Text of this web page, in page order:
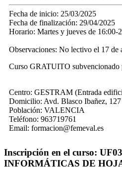
Fecha de inicio: 25/03/2025
Fecha de finalización: 29/04/2025
Horario: Martes y jueves de 16:00-
Observaciones: No lectivo el 17 de
Curso GRATUITO
Centro: GESTRAM (Entrada
Domicilio: Avd. Blasco Ibañez, 127
Población: VALENCIA
Teléfono: 963719761
Email: formacion@femeval.es
Inscripción en el curso:
INFORMÁTICAS DE